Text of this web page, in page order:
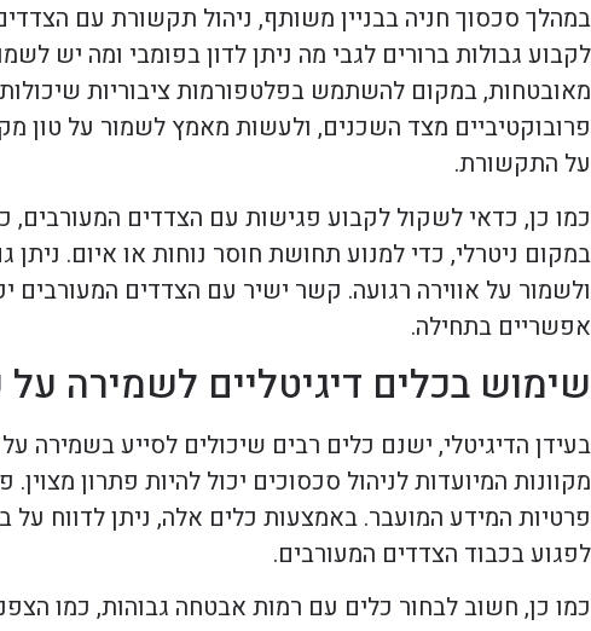
במהלך סכסוך חניה בבניין משותף, ניהול תקשורת עם
לקבוע גבולות ברורים לגבי מה ניתן לדון בפומבי ומה יש
מאובטחות, במקום להשתמש בפלטפורמות ציבוריות
פרובוקטיביים מצד השכנים, ולעשות מאמץ לשמור על טון
על התקשורת.
כמו כן, כדאי לשקול לקבוע פגישות עם הצדדים
במקום ניטרלי, כדי למנוע תחושת חוסר נוחות או איום. ניתן
ולשמור על אווירה רגועה. קשר ישיר עם הצדדים המעורבים
אפשריים בתחילה.
שימוש בכלים דיגיטליים לשמירה על
בעידן הדיגיטלי, ישנם כלים רבים שיכולים לסייע בשמירה
מקוונות המיועדות לניהול סכסוכים יכול להיות פתרון
פרטיות המידע המועבר. באמצעות כלים אלה, ניתן לדווח
לפגוע בכבוד הצדדים המעורבים.
כמו כן, חשוב לבחור כלים עם רמות אבטחה גבוהות, כמו